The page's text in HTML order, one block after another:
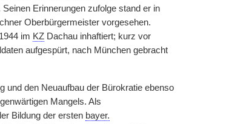
Erinnerungen zufolge stand er in
Oberbürgermeister vorgesehen.
1944 im KZDachau inhaftiert; kurz vor
aufgespürt, nach München gebracht
und den Neuaufbau der Bürokratie ebenso
Mangels. Als
Bildung der ersten bayer.